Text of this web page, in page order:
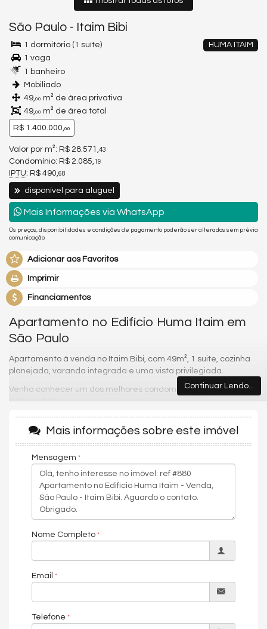
São Paulo - Itaim Bibi
HUMA ITAIM
1 dormitório (1 suíte)
1 vaga
1 banheiro
Mobiliado
49,00 m² de área privativa
49,00 m² de área total
R$ 1.400.000,00
Valor por m²: R$ 28.571, 43
Condomínio: R$ 2.085, 19
IPTU: R$ 490, 68
disponível para aluguel
Mais Informações via WhatsApp
Os preços, disponibilidades e condições de pagamento poderão ser alterados sem prévia
comunicação.
Adicionar aos Favoritos
Imprimir
Financiamentos
Apartamento no Edifício Huma Itaim em
São Paulo
Apartamento à venda no Itaim Bibi, com 49m², 1 suite, cozinha
planejada, varanda integrada e uma vista privilegiada.
Venha conhecer um dos melhores condomínios da região.
O Huma Itaim
conta com 1 vaga de garagem, piscina aquecida
cidade, lavanderia coletiva, quadra de squash, sauna úmida e
seca, SPA, concierge bilíngue, piscina no rooftop, horta
mini mercado e segurança com monitoramento 24 horas.
O apartamento está localizado a poucos minutos das principais
vias do Itaim Bibi, são elas: Marginal Pinheiros, Avenida Faria
Lima e Avenida Cidade Jardim, além de oferecer diversas
opções de serviços e lazer, como shoppings, restaurantes,
Shopping JK Iguatemi, Estação de Metrô Faria Lima e Jurassic
Condições de pagamento: À vista ou financiamento.
Home Office
Continuar Lendo...
Mais informações sobre este imóvel
Mensagem
Nome Completo
Email
Telefone